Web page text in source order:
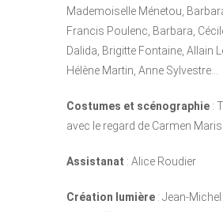
Mademoiselle Ménetou,
Francis Poulenc, Barbara,
Dalida, Brigitte Fontaine, Allain
Hélène Martin, Anne Sylvestre…
Costumes et scénographie :
avec le regard de Carmen
Assistanat : Alice Roudier
Création lumière : Jean-